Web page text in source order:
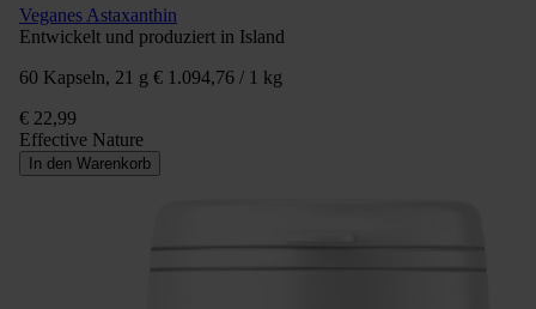
Veganes Astaxanthin
Entwickelt und produziert in Island
60 Kapseln, 21 g € 1.094,76 / 1 kg
€ 22,99
Effective Nature
In den Warenkorb